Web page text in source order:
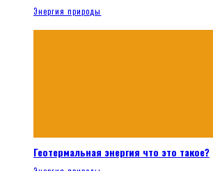
Энергия природы
Геотермальная энергия что это такое?